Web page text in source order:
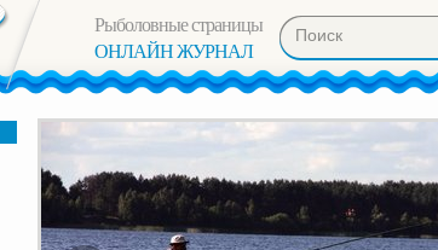
Рыболовные страницы
ОНЛАЙН ЖУРНАЛ